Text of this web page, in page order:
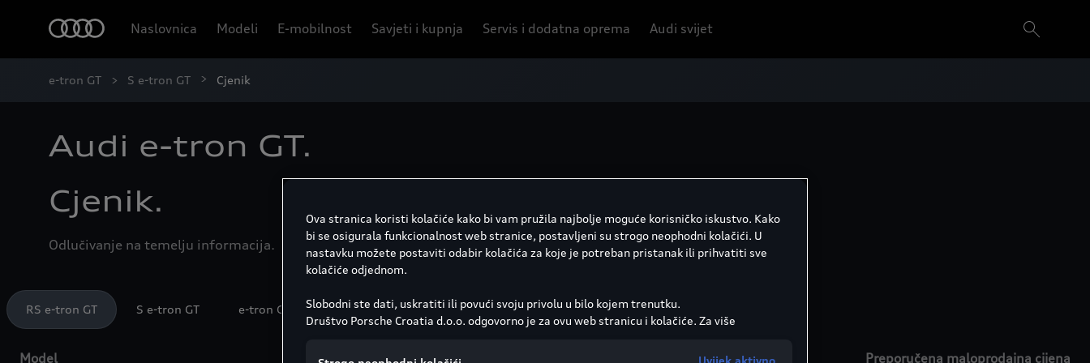
Naslovnica Modeli E-mobilnost Savjeti i kupnja Servis i dodatna oprema Audi svijet
e-tron GT S e-tron GT Cjenik
Audi e-tron GT.
Cjenik.
Odlučivanje na temelju informacija.
RS e-tron GT S e-tron GT e-tron GT
Model Tip goriva KS/kW Vrata Preporučena maloprodajna cijena
Ova stranica koristi kolačiće kako bi vam pružila najbolje moguće korisničko iskustvo. Kako
bi se osigurala funkcionalnost web stranice, postavljeni su strogo neophodni kolačići. U
nastavku možete postaviti odabir kolačića za koje je potreban pristanak ili prihvatiti sve
kolačiće odjednom.
Slobodni ste dati, uskratiti ili povući svoju privolu u bilo kojem trenutku.
Društvo Porsche Croatia d.o.o. odgovorno je za ovu web stranicu i kolačiće. Za više